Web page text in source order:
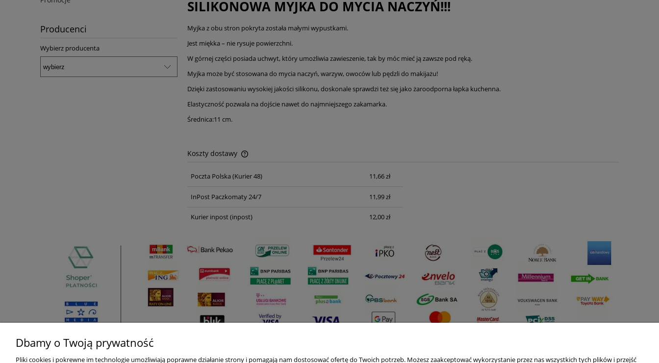
Producenci
Wybierz producenta
SILIKONOWA MYJKA DO MYCIA NACZYŃ!!!
Myjka z obu stron pokryta została małymi wypustkami.
Jest miękka – nie rysuje powierzchni.
W górnej części posiada uchwyt, który umożliwia zawieszenie, tak by móc mieć ją zawsze pod ręką.
Myjka może być stosowana do mycia naczyń, warzyw, owoców lub pędzli do makijażu!
Dzięki zastosowaniu wysokiej jakości silikonu, doskonale sprawdzi też się jako żaroodporna łapka kuchenna.
Elastyczność pozwala na dojście nawet do najmniejszego zakamarka.
Średnica:11 cm.
Koszty dostawy
Cena nie zawiera ewentualnych kosztów
Poczta Polska (Kurier 48) 11,66 zł
InPost Paczkomaty 24/7 11,99 zł
Kurier inpost(inpost) 12,00 zł
Dbamy o Twoją prywatność
Pliki cookies i pokrewne im technologie umożliwiają poprawne działanie strony i pomagają nam dostosować ofertę do Twoich potrzeb. Możesz zaakceptować wykorzystanie przez nas wszystkich tych plików i przejść